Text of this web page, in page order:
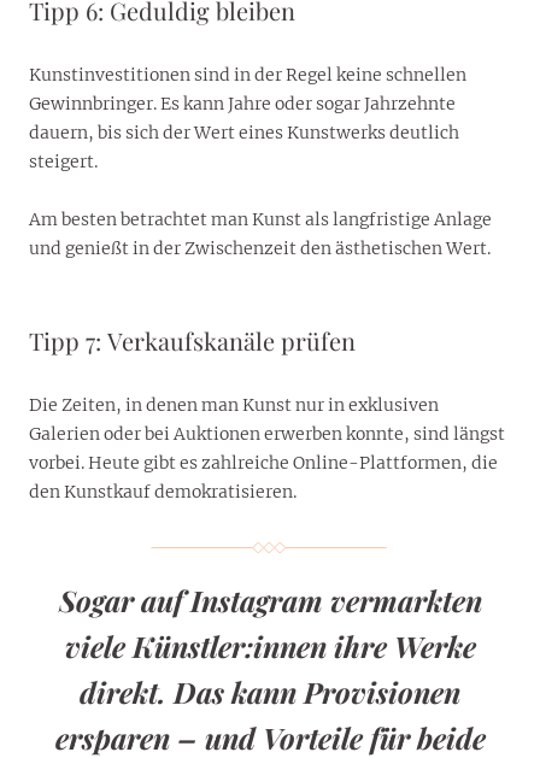
Tipp 6: Geduldig bleiben
Kunstinvestitionen sind in der Regel keine schnellen
Gewinnbringer. Es kann Jahre oder sogar Jahrzehnte
dauern, bis sich der Wert eines Kunstwerks deutlich
steigert.
Am besten betrachtet man Kunst als langfristige Anlage
und genießt in der Zwischenzeit den ästhetischen Wert.
Tipp 7: Verkaufskanäle prüfen
Die Zeiten, in denen man Kunst nur in exklusiven
Galerien oder bei Auktionen erwerben konnte, sind längst
vorbei. Heute gibt es zahlreiche Online-Plattformen, die
den Kunstkauf demokratisieren.
Sogar auf Instagram vermarkten
viele Künstler:innen ihre Werke
direkt. Das kann Provisionen
ersparen – und Vorteile für beide